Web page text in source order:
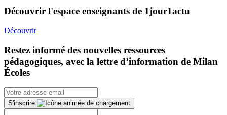
Découvrir l'espace enseignants de 1jour1actu
Découvrir
Restez informé des nouvelles ressources
pédagogiques, avec la lettre d’information de Milan
Écoles
S'inscrire